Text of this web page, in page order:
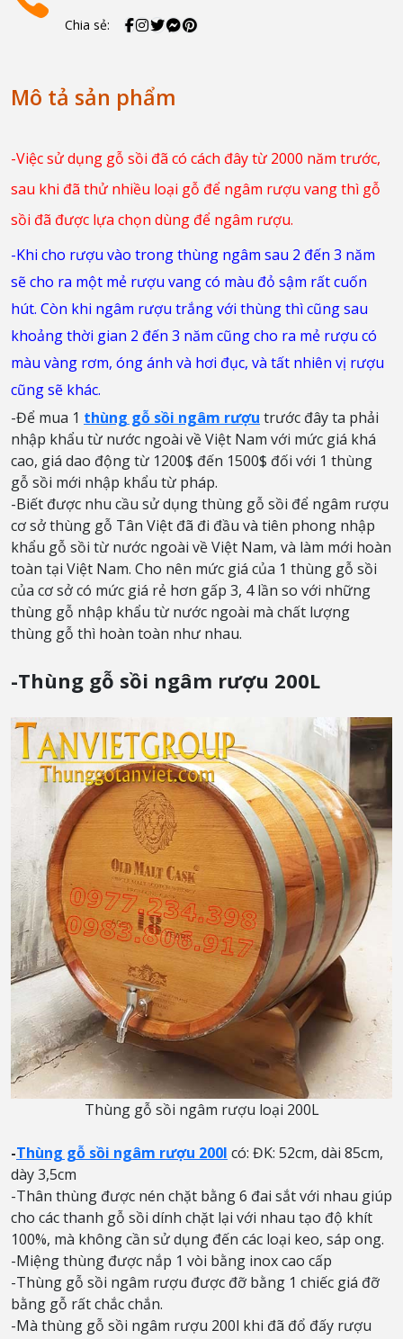
Chia sẻ:
Mô tả sản phẩm
-Việc sử dụng gỗ sồi đã có cách đây từ 2000 năm trước,
sau khi đã thử nhiều loại gỗ để ngâm rượu vang thì gỗ
sồi đã được lựa chọn dùng để ngâm rượu.
-Khi cho rượu vào trong thùng ngâm sau 2 đến 3 năm
sẽ cho ra một mẻ rượu vang có màu đỏ sậm rất cuốn
hút. Còn khi ngâm rượu trắng với thùng thì cũng sau
khoảng thời gian 2 đến 3 năm cũng cho ra mẻ rượu có
màu vàng rơm, óng ánh và hơi đục, và tất nhiên vị rượu
cũng sẽ khác.
-Để mua 1 thùng gỗ sồi ngâm rượu trước đây ta phải
nhập khẩu từ nước ngoài về Việt Nam với mức giá khá
cao, giá dao động từ 1200$ đến 1500$ đối với 1 thùng
gỗ sồi mới nhập khẩu từ pháp.
-Biết được nhu cầu sử dụng thùng gỗ sồi để ngâm rượu
cơ sở thùng gỗ Tân Việt đã đi đầu và tiên phong nhập
khẩu gỗ sồi từ nước ngoài về Việt Nam, và làm mới hoàn
toàn tại Việt Nam. Cho nên mức giá của 1 thùng gỗ sồi
của cơ sở có mức giá rẻ hơn gấp 3, 4 lần so với những
thùng gỗ nhập khẩu từ nước ngoài mà chất lượng
thùng gỗ thì hoàn toàn như nhau.
-Thùng gỗ sồi ngâm rượu 200L
Thùng gỗ sồi ngâm rượu loại 200L
-Thùng gỗ sồi ngâm rượu 200l có: ĐK: 52cm, dài 85cm,
dày 3,5cm
-Thân thùng được nén chặt bằng 6 đai sắt với nhau giúp
cho các thanh gỗ sồi dính chặt lại với nhau tạo độ khít
100%, mà không cần sử dụng đến các loại keo, sáp ong.
-Miệng thùng được nắp 1 vòi bằng inox cao cấp
-Thùng gỗ sồi ngâm rượu được đỡ bằng 1 chiếc giá đỡ
bằng gỗ rất chắc chắn.
-Mà thùng gỗ sồi ngâm rượu 200l khi đã đổ đấy rượu